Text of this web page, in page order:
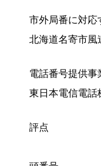
市外局番に対応
北海道名寄市風
電話番号提供事
東日本電信電話
評点